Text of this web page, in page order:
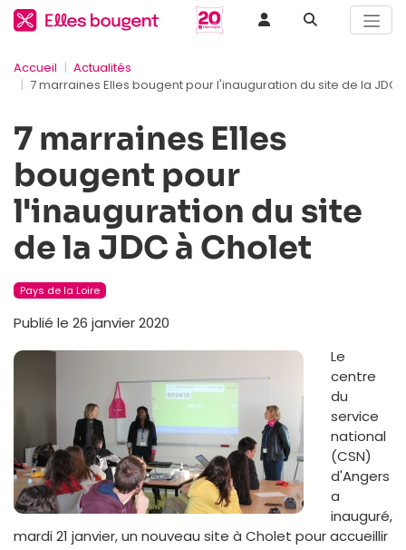
Accueil
Actualités
7 marraines Elles bougent pour l'inauguration du site de la JDC
7 marraines Elles
bougent pour
l'inauguration du site
de la JDC à Cholet
Pays de la Loire
Publié le 26 janvier 2020
Le
centre
du
service
national
(CSN)
d'Angers
a
inauguré,
mardi 21 janvier, un nouveau site à Cholet pour accueillir